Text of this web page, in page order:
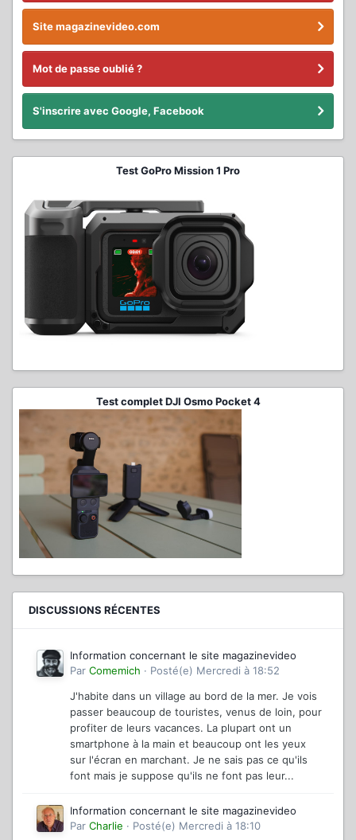
Site magazinevideo.com
Mot de passe oublié ?
S'inscrire avec Google, Facebook
Test GoPro Mission 1 Pro
Test complet DJI Osmo Pocket 4
DISCUSSIONS RÉCENTES
Information concernant le site magazinevideo
Par Comemich · Posté(e) Mercredi à 18:52
J'habite dans un village au bord de la mer. Je vois
passer beaucoup de touristes, venus de loin, pour
profiter de leurs vacances. La plupart ont un
smartphone à la main et beaucoup ont les yeux
sur l'écran en marchant. Je ne sais pas ce qu'ils
font mais je suppose qu'ils ne font pas leur...
Information concernant le site magazinevideo
Par Charlie · Posté(e) Mercredi à 18:10